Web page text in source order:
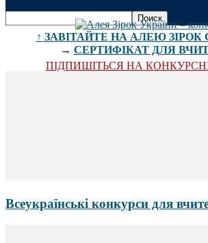
↑ ЗАВІТАЙТЕ НА АЛЕЮ ЗІРОК
→ СЕРТИФІКАТ ДЛЯ
ПІДПИШІТЬСЯ НА
Всеукраїнські конкурси для